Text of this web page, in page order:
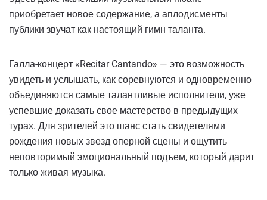
приобретает новое содержание, а аплодисменты
публики звучат как настоящий гимн таланта.
Галла-концерт «Recitar Cantando» — это возможность
увидеть и услышать, как соревнуются и одновременно
объединяются самые талантливые исполнители, уже
успевшие доказать свое мастерство в предыдущих
турах. Для зрителей это шанс стать свидетелями
рождения новых звезд оперной сцены и ощутить
неповторимый эмоциональный подъем, который дарит
только живая музыка.